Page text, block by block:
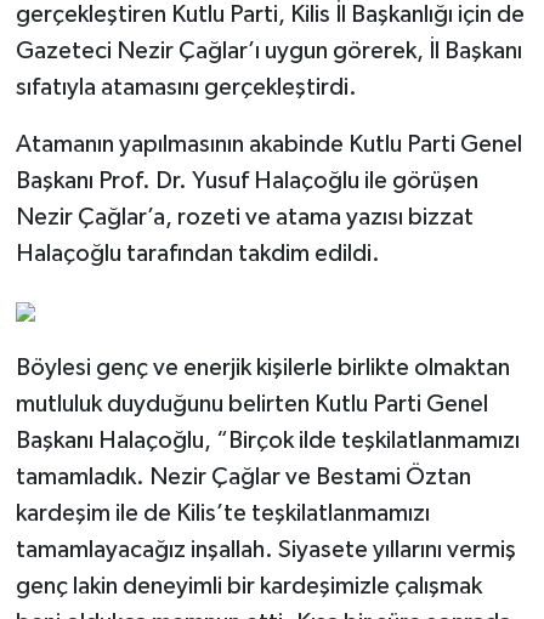
gerçekleştiren Kutlu Parti, Kilis İl Başkanlığı için de
Gazeteci Nezir Çağlar’ı uygun görerek, İl Başkanı
sıfatıyla atamasını gerçekleştirdi.
Atamanın yapılmasının akabinde Kutlu Parti Genel
Başkanı Prof. Dr. Yusuf Halaçoğlu ile görüşen
Nezir Çağlar’a, rozeti ve atama yazısı bizzat
Halaçoğlu tarafından takdim edildi.
Böylesi genç ve enerjik kişilerle birlikte olmaktan
mutluluk duyduğunu belirten Kutlu Parti Genel
Başkanı Halaçoğlu, “Birçok ilde teşkilatlanmamızı
tamamladık. Nezir Çağlar ve Bestami Öztan
kardeşim ile de Kilis’te teşkilatlanmamızı
tamamlayacağız inşallah. Siyasete yıllarını vermiş
genç lakin deneyimli bir kardeşimizle çalışmak